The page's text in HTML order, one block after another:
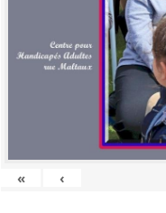
« ‹